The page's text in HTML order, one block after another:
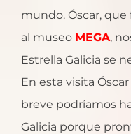
mundo. Óscar,
al museo MEGA,
Estrella Galicia se
En esta visita
breve podríamos
Galicia porque